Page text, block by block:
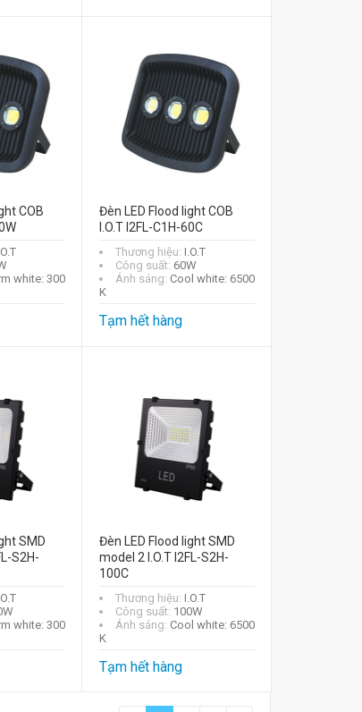
COB
white: 300
Đèn LED Flood light COB
I.O.T I2FL-C1H-60C
Thương hiệu: I.O.T
Công suất: 60W
Ánh sáng: Cool white: 6500
K
Tạm hết hàng
SMD
S2H-
white: 300
Đèn LED Flood light SMD
model 2 I.O.T I2FL-S2H-
100C
Thương hiệu: I.O.T
Công suất: 100W
Ánh sáng: Cool white: 6500
K
Tạm hết hàng